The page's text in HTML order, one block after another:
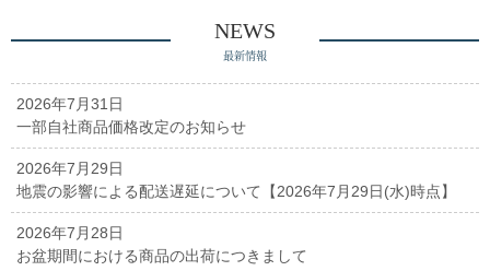
NEWS
最新情報
2026年7月31日
一部自社商品価格改定のお知らせ
2026年7月29日
地震の影響による配送遅延について【2026年7月29日(水)時点】
2026年7月28日
お盆期間における商品の出荷につきまして